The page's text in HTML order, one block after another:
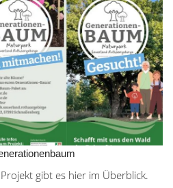
gibt es hier im Überblick.